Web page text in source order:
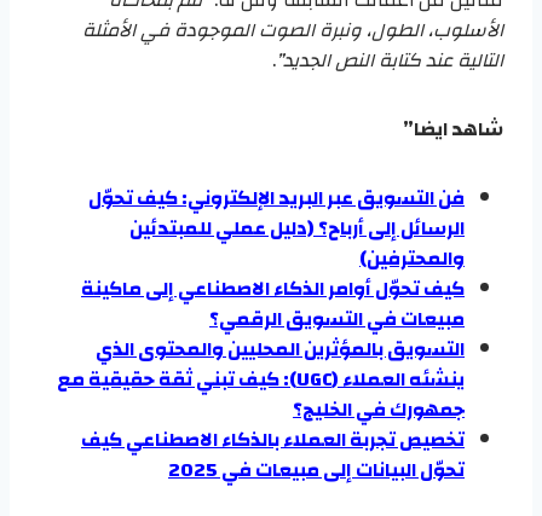
الأسلوب، الطول، ونبرة الصوت الموجودة في الأمثلة
التالية عند كتابة النص الجديد”.
شاهد ايضا”
فن التسويق عبر البريد الإلكتروني: كيف تحوّل
الرسائل إلى أرباح؟ (دليل عملي للمبتدئين
والمحترفين)
كيف تحوّل أوامر الذكاء الاصطناعي إلى ماكينة
مبيعات في التسويق الرقمي؟
التسويق بالمؤثرين المحليين والمحتوى الذي
ينشئه العملاء (UGC): كيف تبني ثقة حقيقية مع
جمهورك في الخليج؟
تخصيص تجربة العملاء بالذكاء الاصطناعي كيف
تحوّل البيانات إلى مبيعات في 2025